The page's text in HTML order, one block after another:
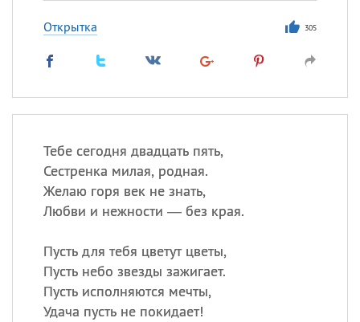
Открытка 305
Тебе сегодня двадцать пять,
Сестренка милая, родная.
Желаю горя век не знать,
Любви и нежности — без края.
Пусть для тебя цветут цветы,
Пусть небо звезды зажигает.
Пусть исполняются мечты,
Удача пусть не покидает!